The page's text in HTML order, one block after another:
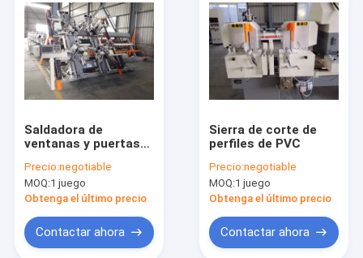
Saldadora de
ventanas y puertas
cuatro puntos
Precio:negotiable
MOQ:1 juego
Obtenga el último precio
Contactar ahora
Sierra de corte de
perfiles de PVC
Precio:negotiable
MOQ:1 juego
Obtenga el último precio
Contactar ahora